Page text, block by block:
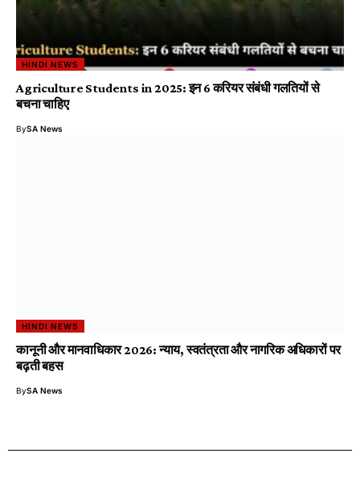
HINDI NEWS
Agriculture Students in 2025: इन 6 करियर संबंधी गलतियों से
बचना चाहिए
BySA News
HINDI NEWS
कानूनी और मानवाधिकार 2026: न्याय, स्वतंत्रता और नागरिक अधिकारों पर
बढ़ती बहस
BySA News